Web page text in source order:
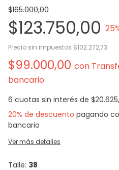
$165.000,00
$123.750,00 25
Precio sin impuestos $102.272,73
$99.000,00 con
bancario
6 cuotas sin interés de
20% de descuento pagando
bancario
Ver más detalles
Talle: 38